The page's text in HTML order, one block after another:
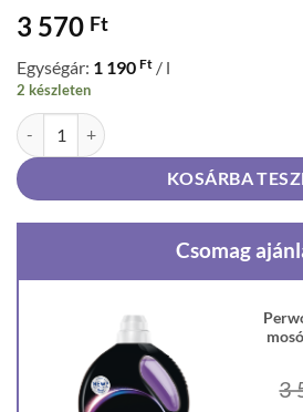
3 570 Ft
Egységár: 1 190 Ft / l
2 készleten
Perwoll Renew Black kímélő mosógél 3 l
KOSÁRBA
Csomag
3